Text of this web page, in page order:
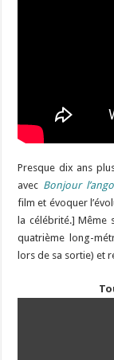
Presque dix ans
avec Bonjour
film et évoquer
la célébrité.] Même
quatrième long-
lors de sa sortie) et